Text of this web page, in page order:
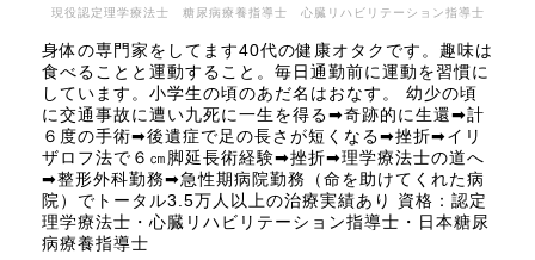
現役認定理学療法士 糖尿病療養指導士 心臓リハビリテーション指導士
身体の専門家をしてます40代の健康オタクです。趣味は
食べることと運動すること。毎日通勤前に運動を習慣に
しています。小学生の頃のあだ名はおなす。 幼少の頃
に交通事故に遭い九死に一生を得る➡奇跡的に生還➡計
６度の手術➡後遺症で足の長さが短くなる➡挫折➡イリ
ザロフ法で６㎝脚延長術経験➡挫折➡理学療法士の道へ
➡整形外科勤務➡急性期病院勤務（命を助けてくれた病
院）でトータル3.5万人以上の治療実績あり 資格：認定
理学療法士・心臓リハビリテーション指導士・日本糖尿
病療養指導士